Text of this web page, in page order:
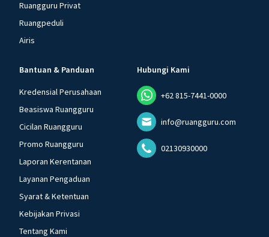
Ruangguru Privat
Ruangpeduli
Airis
Bantuan & Panduan
Kredensial Perusahaan
Beasiswa Ruangguru
Cicilan Ruangguru
Promo Ruangguru
Laporan Kerentanan
Layanan Pengaduan
Syarat & Ketentuan
Kebijakan Privasi
Tentang Kami
Hubungi Kami
+62 815-7441-0000
info@ruangguru.com
02130930000